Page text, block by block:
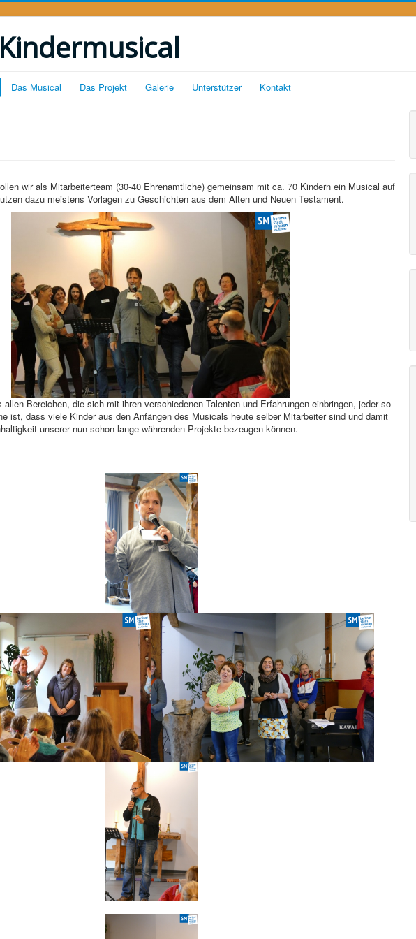
Das Musical Das Projekt Galerie Unterstützer Kontakt
wir als Mitarbeiterteam (30-40 Ehrenamtliche) gemeinsam mit ca. 70 Kindern ein Musical auf
dazu meistens Vorlagen zu Geschichten aus dem Alten und Neuen Testament.
Bereichen, die sich mit ihren verschiedenen Talenten und Erfahrungen einbringen, jeder so
ist, dass viele Kinder aus den Anfängen des Musicals heute selber Mitarbeiter sind und damit
unserer nun schon lange währenden Projekte bezeugen können.